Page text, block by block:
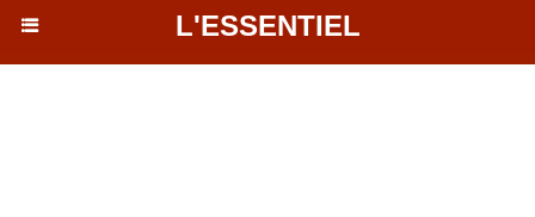
L'ESSENTIEL